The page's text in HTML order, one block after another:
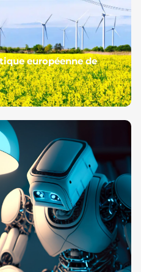
européenne de